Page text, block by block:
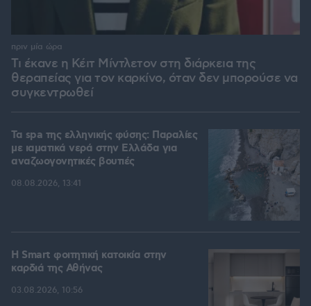
Τι έκανε η Κέιτ Μίντλετον στη διάρκεια της
θεραπείας για τον καρκίνο, όταν δεν μπορούσε να
συγκεντρωθεί
πριν μία ώρα
Τα spa της ελληνικής φύσης: Παραλίες
με ιαματικά νερά στην Ελλάδα για
αναζωογονητικές βουτιές
08.08.2026, 13:41
Η Smart φοιτητική κατοικία στην
καρδιά της Αθήνας
03.08.2026, 10:56